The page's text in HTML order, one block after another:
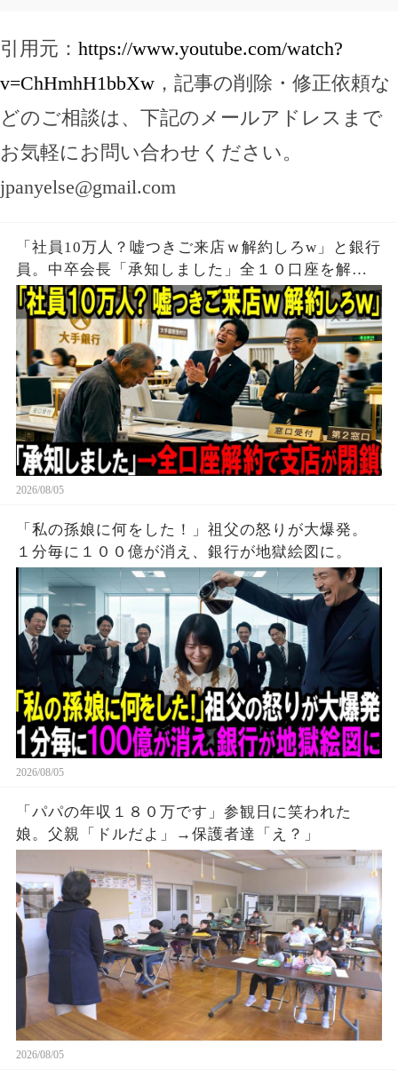
引用元： https://www.youtube.com/watch?
v=ChHmhH1bbXw ，記事の削除・修正依頼な
どのご相談は、下記のメールアドレスまで
お気軽にお問い合わせください。
jpanyelse@gmail.com
「社員10万人？嘘つきご来店ｗ解約しろw」と銀行
員。中卒会長「承知しました」全１０口座を解約
し支店が閉鎖
2026/08/05
「私の孫娘に何をした！」祖父の怒りが大爆発。
１分毎に１００億が消え、銀行が地獄絵図に。
2026/08/05
「パパの年収１８０万です」参観日に笑われた
娘。父親「ドルだよ」→保護者達「え？」
2026/08/05